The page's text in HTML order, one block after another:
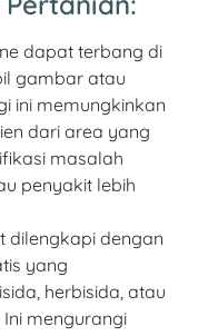
dapat terbang di
gambar atau
ini memungkinkan
dari area yang
masalah
penyakit lebih
dilengkapi dengan
yang
herbisida, atau
mengurangi